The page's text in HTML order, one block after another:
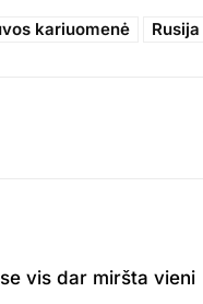
kariuomenė Rusija
vis dar miršta vieni